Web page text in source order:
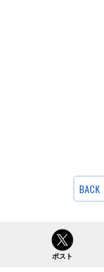
BACK
ポスト